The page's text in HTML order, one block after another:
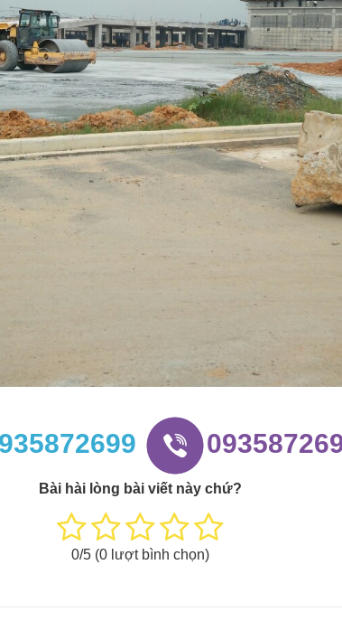
Bài hài lòng bài viết này chứ?
0/5 (0lượt bình chọn)